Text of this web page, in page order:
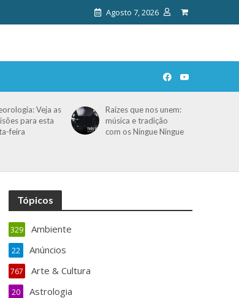
Agosto 7, 2026
Veja as
para esta
feira
Raízes que nos unem:
música e tradição
com os Ningue Ningue
Tópicos
Ambiente
329
Anúncios
22
Arte & Cultura
767
Astrologia
20